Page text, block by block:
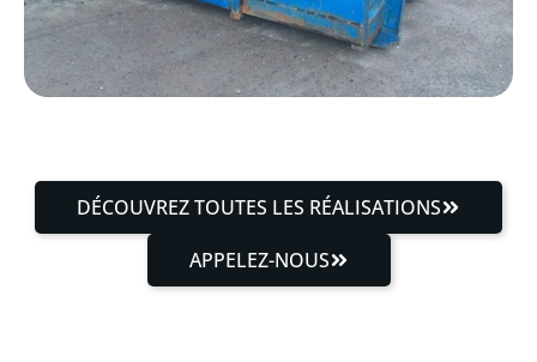
DÉCOUVREZ TOUTES LES RÉALISATIONS
APPELEZ-NOUS